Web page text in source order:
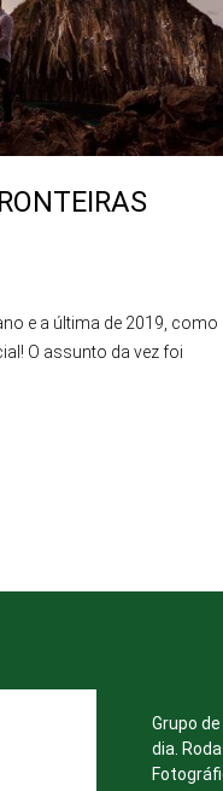
e a última de 2019, como
O assunto da vez foi
Grupo
dia.